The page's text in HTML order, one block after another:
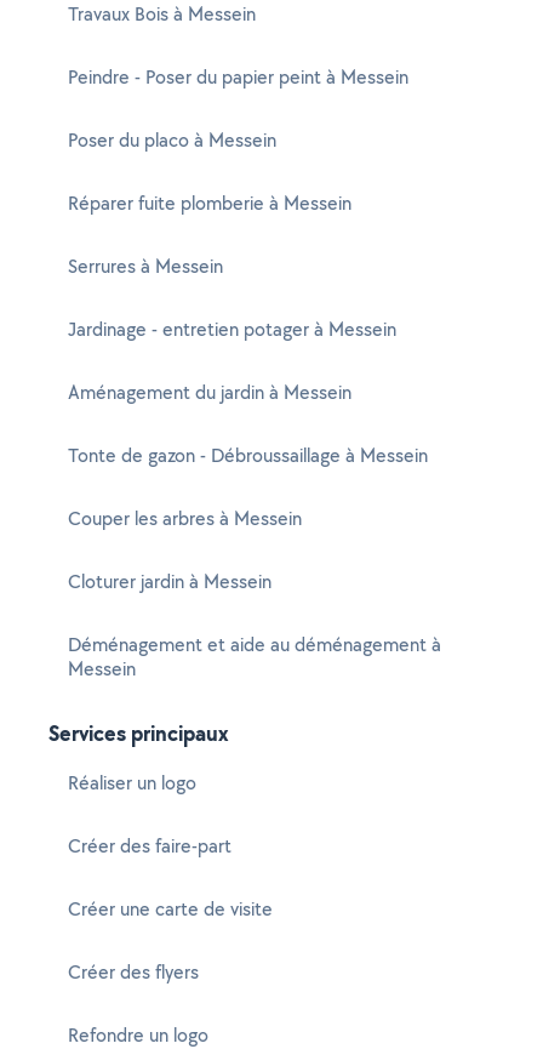
Travaux Bois à Messein
Peindre - Poser du papier peint à Messein
Poser du placo à Messein
Réparer fuite plomberie à Messein
Serrures à Messein
Jardinage - entretien potager à Messein
Aménagement du jardin à Messein
Tonte de gazon - Débroussaillage à Messein
Couper les arbres à Messein
Cloturer jardin à Messein
Déménagement et aide au déménagement à
Messein
Services principaux
Réaliser un logo
Créer des faire-part
Créer une carte de visite
Créer des flyers
Refondre un logo